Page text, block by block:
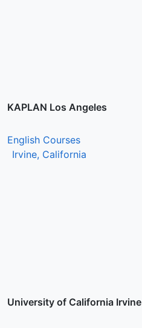
KAPLAN Los Angeles
English Courses
Irvine, California
University of California Irvine